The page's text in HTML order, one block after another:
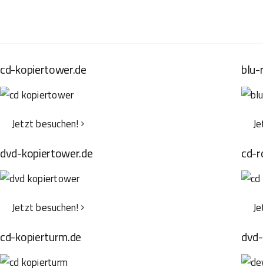
cd-kopiertower.de
Jetzt besuchen!
dvd-kopiertower.de
Jetzt besuchen!
cd-
cd-kopierturm.de